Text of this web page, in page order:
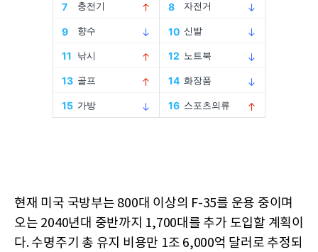
현재 미국 국방부는 800대 이상의 F-35를 운용 중이며
오는 2040년대 중반까지 1,700대를 추가 도입할 계획이
다. 수명주기 총 유지 비용만 1조 6,000억 달러로 추정되